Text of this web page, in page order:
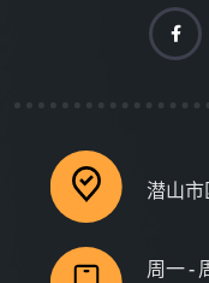
潜山市
周一 -